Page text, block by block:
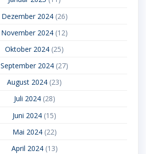
Dezember 2024(26)
November 2024 (12)
Oktober 2024 (25)
September 2024 (27)
August 2024 (23)
Juli 2024(28)
Juni 2024 (15)
Mai 2024(22)
April 2024(13)